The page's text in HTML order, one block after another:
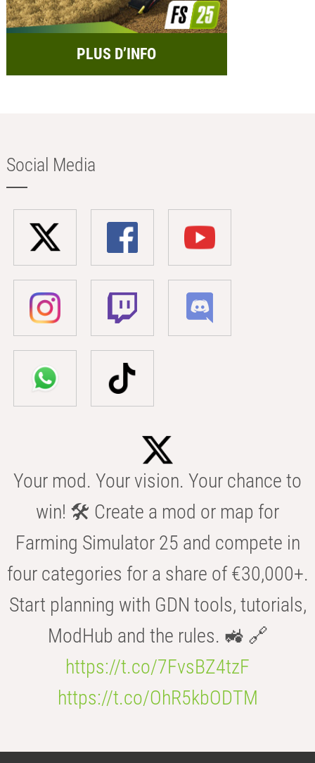
PLUS D’INFO
Social Media
Your mod. Your vision. Your chance to
win! 🛠️ Create a mod or map for
Farming Simulator 25 and compete in
four categories for a share of €30,000+.
Start planning with GDN tools, tutorials,
ModHub and the rules. 🚜 🔗
https://t.co/7FvsBZ4tzF
https://t.co/OhR5kbODTM